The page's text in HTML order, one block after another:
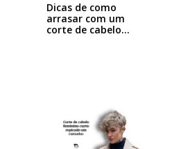
Dicas de como
arrasar com um
corte de cabelo…